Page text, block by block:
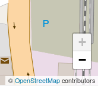
+
−
©OpenStreetMap contributors